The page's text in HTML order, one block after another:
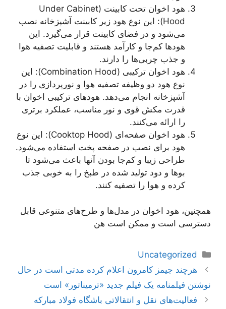
هود اخوان تحت کابینت (Under Cabinet
Hood): این نوع هود زیر کابینت آشپزخانه نصب
می‌شود و در فضای کابینت قرار می‌گیرد. این
هودها کم‌جا و کارآمد هستند و قابلیت تصفیه هوا
و جذب چربی‌ها را دارند.
هود اخوان ترکیبی (Combination Hood): این
نوع هود دو وظیفه تصفیه هوا و نورپردازی را در
آشپزخانه انجام می‌دهد. هودهای ترکیبی اخوان با
قدرت مکش قوی و نور مناسب، عملکرد برتری
را ارائه می‌کنند.
هود اخوان صفحه‌ای (Cooktop Hood): این نوع
هود برای نصب در صفحه پخت استفاده می‌شود.
طراحی زیبا و کم‌جا بودن آنها باعث می‌شود تا
بوها و دود تولید شده در طبخ را به خوبی جذب
کرده و هوا را تصفیه کنند.
همچنین، هود اخوان در مدل‌ها و طرح‌های متنوعی قابل
دسترسی است و ممکن است هن
دسته‌ها
Uncategorized
ناوبری
نوشته‌ها
هرچند جیمز کامرون اعلام کرده مدتی است در حال
نوشتن فیلمنامه یک فیلم جدید «ترمیناتور» است
فعالیت‌های نقل و انتقالاتی باشگاه فولاد مبارکه